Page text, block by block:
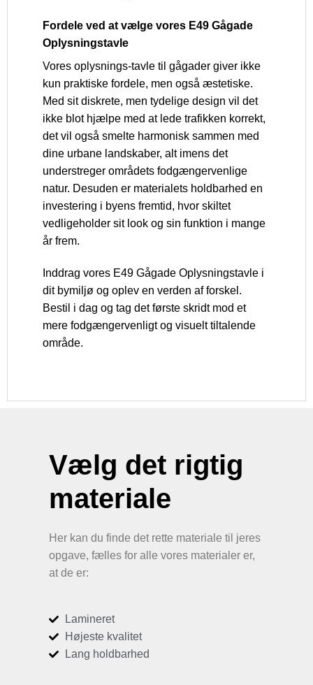
Fordele ved at vælge vores E49 Gågade
Oplysningstavle
Vores oplysnings-tavle til gågader giver ikke
kun praktiske fordele, men også æstetiske.
Med sit diskrete, men tydelige design vil det
ikke blot hjælpe med at lede trafikken korrekt,
det vil også smelte harmonisk sammen med
dine urbane landskaber, alt imens det
understreger områdets fodgængervenlige
natur. Desuden er materialets holdbarhed en
investering i byens fremtid, hvor skiltet
vedligeholder sit look og sin funktion i mange
år frem.
Inddrag vores E49 Gågade Oplysningstavle i
dit bymiljø og oplev en verden af forskel.
Bestil i dag og tag det første skridt mod et
mere fodgængervenligt og visuelt tiltalende
område.
Vælg det rigtig
materiale
Her kan du finde det rette materiale til jeres
opgave, fælles for alle vores materialer er,
at de er:
Lamineret
Højeste kvalitet
Lang holdbarhed